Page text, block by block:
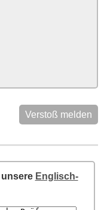
Verstoß melden
unsere Englisch-